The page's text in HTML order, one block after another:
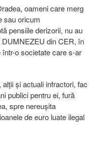
oameni care merg
sau oricum
pensiile derizorii, nu au
din CER, în
o societate care s-ar
și actuali infractori, fac
publici pentru ei, fură
spre nereușita
de euro luate ilegal